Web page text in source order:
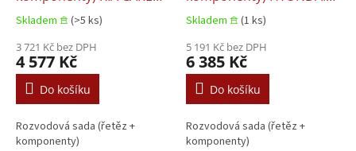
III, CEE'D, Kia CERATO I,
Kia CERATO II, Kia CERATO
KOUP II, PRO CEE'D, Kia
RIO III 1.4-1.6LPG
05.2006+
Skladem 𖠿 (>5 ks)
3 721 Kč bez DPH
4 577 Kč
Do košíku
Rozvodová sada (řetěz +
komponenty)
I10 I, Hyundai I20 I,
Hyundai I20 II, Hyundai
I30, Hyundai I40 I,
Hyundai I40 I CW,
Hyundai IX20, Hyundai
IX35, Hyundai MATRIX KIA
CARENS III, CEE'D 1.1D-
1.7D 07.2004+
Skladem 𖠿 (1 ks)
5 191 Kč bez DPH
6 385 Kč
Do košíku
Rozvodová sada (řetěz +
komponenty)